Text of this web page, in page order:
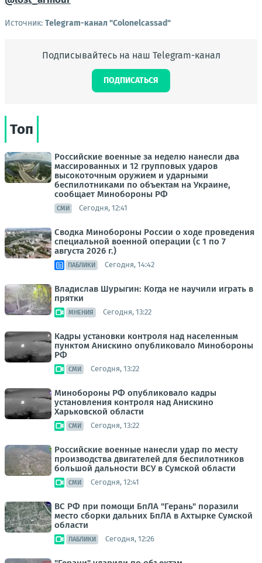
Источник: Telegram-канал "Colonelcassad"
Подписывайтесь на наш Telegram-канал
ПОДПИСАТЬСЯ
Топ
Российские военные за неделю нанесли два
массированных и 12 групповых ударов
высокоточным оружием и ударными
беспилотниками по объектам на Украине,
сообщает Минобороны РФ
СМИ Сегодня, 12:41
Сводка Минобороны России о ходе проведения
специальной военной операции (с 1 по 7
августа 2026 г.)
ПАБЛИКИ Сегодня, 14:42
Владислав Шурыгин: Когда не научили играть в
прятки
МНЕНИЯ Сегодня, 13:22
Кадры установки контроля над населенным
пунктом Анискино опубликовало Минобороны
РФ
СМИ Сегодня, 13:22
Минобороны РФ опубликовало кадры
установления контроля над Анискино
Харьковской области
СМИ Сегодня, 13:22
Российские военные нанесли удар по месту
производства двигателей для беспилотников
большой дальности ВСУ в Сумской области
СМИ Сегодня, 12:41
ВС РФ при помощи БпЛА "Герань" поразили
место сборки дальних БпЛА в Ахтырке Сумской
области
ПАБЛИКИ Сегодня, 12:26